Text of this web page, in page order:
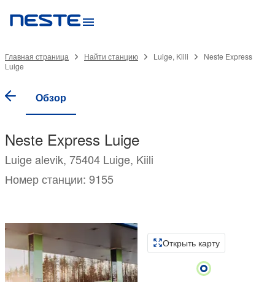
Главная страница Найти станцию Luige, Kiili
Neste Express
Luige
Обзор
Neste Express Luige
Luige alevik, 75404 Luige, Kiili
Номер станции: 9155
Открыть карту